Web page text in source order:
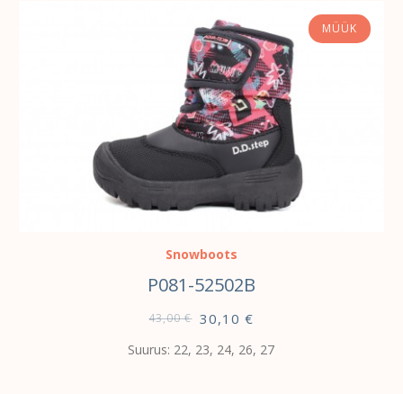
MÜÜK
VALI
Snowboots
P081-52502B
43,00 € 30,10 €
Suurus: 22, 23, 24, 26, 27